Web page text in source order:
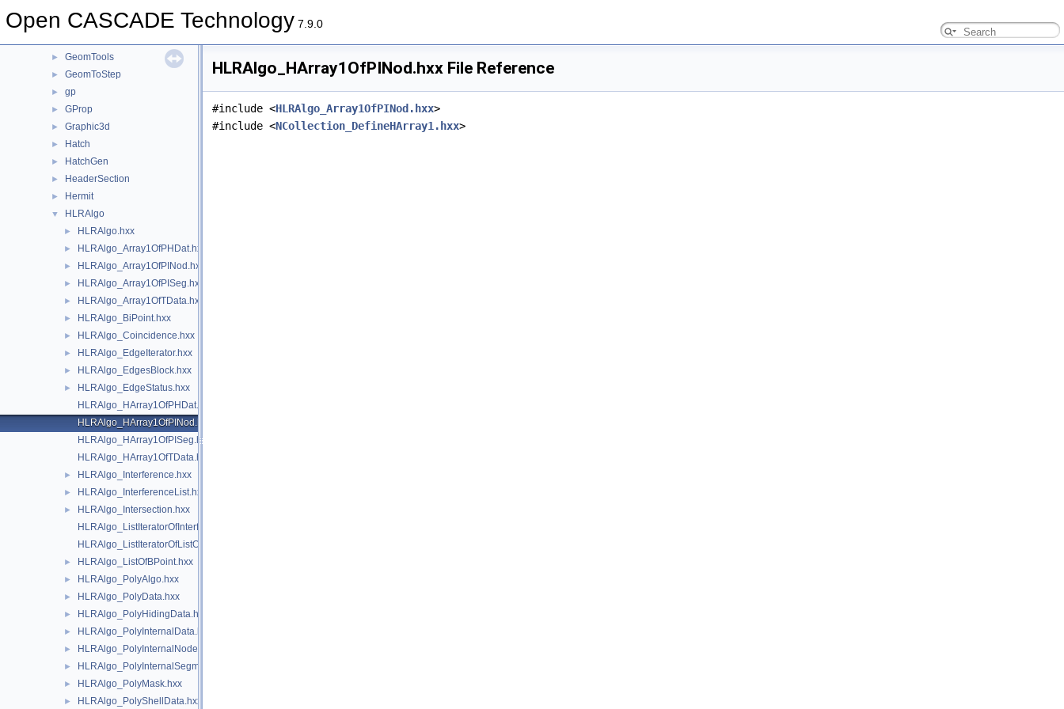
Open CASCADE Technology 7.9.0
► GeomProjLib
► GeomTools
► GeomToStep
► gp
► GProp
► Graphic3d
► Hatch
► HatchGen
► HeaderSection
► Hermit
▼ HLRAlgo
► HLRAlgo.hxx
► HLRAlgo_Array1OfPHDat.hxx
► HLRAlgo_Array1OfPINod.hxx
► HLRAlgo_Array1OfPISeg.hxx
► HLRAlgo_Array1OfTData.hxx
► HLRAlgo_BiPoint.hxx
► HLRAlgo_Coincidence.hxx
► HLRAlgo_EdgeIterator.hxx
► HLRAlgo_EdgesBlock.hxx
►
HLRAlgo_EdgeStatus.hxx
HLRAlgo_HArray1OfPHDat.hxx
HLRAlgo_HArray1OfPINod.hxx
HLRAlgo_HArray1OfPISeg.hxx
HLRAlgo_HArray1OfTData.hxx
► HLRAlgo_Interference.hxx
► HLRAlgo_InterferenceList.hxx
►
HLRAlgo_Intersection.hxx
HLRAlgo_ListIteratorOfInterferenceList.hxx
HLRAlgo_ListIteratorOfListOfBPoint.hxx
► HLRAlgo_ListOfBPoint.hxx
► HLRAlgo_PolyAlgo.hxx
► HLRAlgo_PolyData.hxx
► HLRAlgo_PolyHidingData.hxx
► HLRAlgo_PolyInternalData.hxx
► HLRAlgo_PolyInternalNode.hxx
► HLRAlgo_PolyInternalSegment.hxx
► HLRAlgo_PolyMask.hxx
► HLRAlgo_PolyShellData.hxx
HLRAlgo_HArray1OfPINod.hxx File Reference
#include <HLRAlgo_Array1OfPINod.hxx>
#include <NCollection_DefineHArray1.hxx>